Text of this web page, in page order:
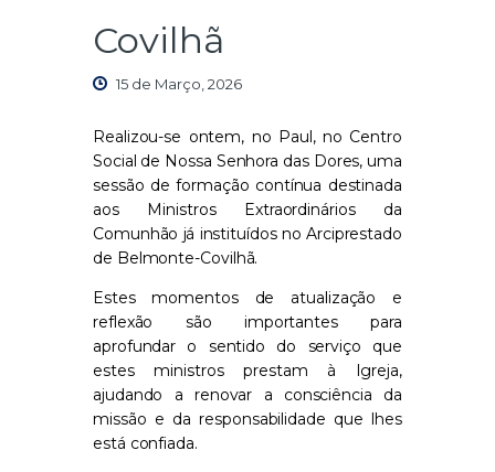
Covilhã
15 de Março, 2026
Realizou-se ontem, no Paul, no Centro
Social de Nossa Senhora das Dores, uma
sessão de formação contínua destinada
aos Ministros Extraordinários da
Comunhão já instituídos no Arciprestado
de Belmonte-Covilhã.
Estes momentos de atualização e
reflexão são importantes para
aprofundar o sentido do serviço que
estes ministros prestam à Igreja,
ajudando a renovar a consciência da
missão e da responsabilidade que lhes
está confiada.